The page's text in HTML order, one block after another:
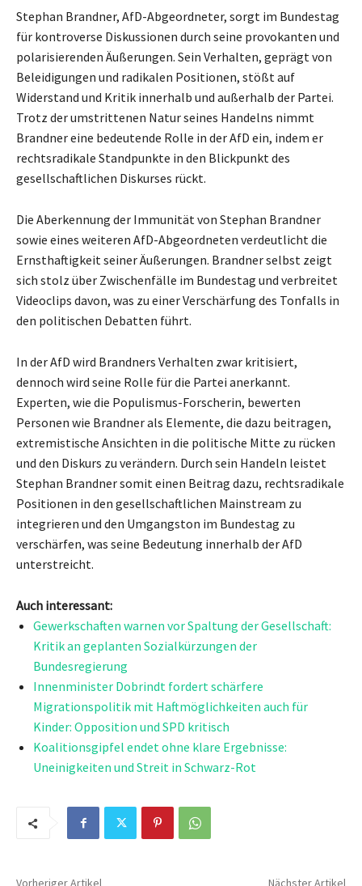
Stephan Brandner, AfD-Abgeordneter, sorgt im Bundestag
für kontroverse Diskussionen durch seine provokanten und
polarisierenden Äußerungen. Sein Verhalten, geprägt von
Beleidigungen und radikalen Positionen, stößt auf
Widerstand und Kritik innerhalb und außerhalb der Partei.
Trotz der umstrittenen Natur seines Handelns nimmt
Brandner eine bedeutende Rolle in der AfD ein, indem er
rechtsradikale Standpunkte in den Blickpunkt des
gesellschaftlichen Diskurses rückt.
Die Aberkennung der Immunität von Stephan Brandner
sowie eines weiteren AfD-Abgeordneten verdeutlicht die
Ernsthaftigkeit seiner Äußerungen. Brandner selbst zeigt
sich stolz über Zwischenfälle im Bundestag und verbreitet
Videoclips davon, was zu einer Verschärfung des Tonfalls in
den politischen Debatten führt.
In der AfD wird Brandners Verhalten zwar kritisiert,
dennoch wird seine Rolle für die Partei anerkannt.
Experten, wie die Populismus-Forscherin, bewerten
Personen wie Brandner als Elemente, die dazu beitragen,
extremistische Ansichten in die politische Mitte zu rücken
und den Diskurs zu verändern. Durch sein Handeln leistet
Stephan Brandner somit einen Beitrag dazu, rechtsradikale
Positionen in den gesellschaftlichen Mainstream zu
integrieren und den Umgangston im Bundestag zu
verschärfen, was seine Bedeutung innerhalb der AfD
unterstreicht.
Auch interessant:
Gewerkschaften warnen vor Spaltung der Gesellschaft:
Kritik an geplanten Sozialkürzungen der
Bundesregierung
Innenminister Dobrindt fordert schärfere
Migrationspolitik mit Haftmöglichkeiten auch für
Kinder: Opposition und SPD kritisch
Koalitionsgipfel endet ohne klare Ergebnisse:
Uneinigkeiten und Streit in Schwarz-Rot
Vorheriger Artikel Nächster Artikel